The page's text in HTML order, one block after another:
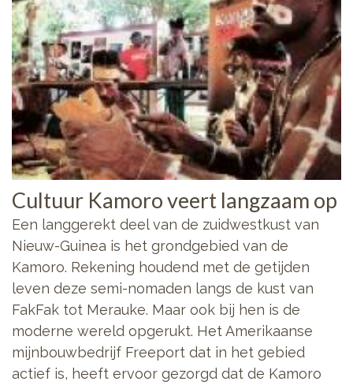
Cultuur Kamoro veert langzaam op
Een langgerekt deel van de zuidwestkust van
Nieuw-Guinea is het grondgebied van de
Kamoro. Rekening houdend met de getijden
leven deze semi-nomaden langs de kust van
FakFak tot Merauke. Maar ook bij hen is de
moderne wereld opgerukt. Het Amerikaanse
mijnbouwbedrijf Freeport dat in het gebied
actief is, heeft ervoor gezorgd dat de Kamoro